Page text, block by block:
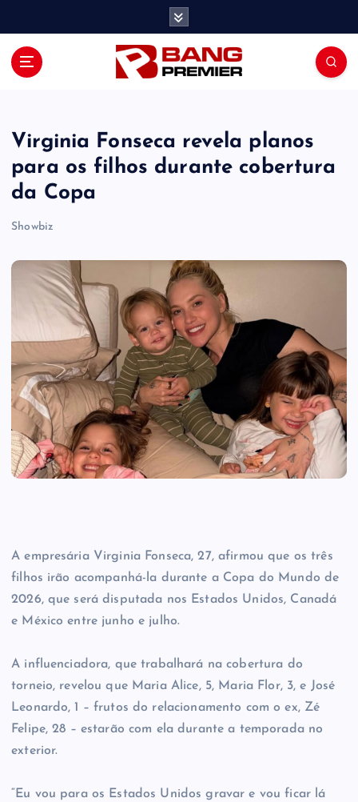
Virginia Fonseca revela planos
para os filhos durante cobertura
da Copa
Showbiz
A empresária Virginia Fonseca, 27, afirmou que os três
filhos irão acompanhá-la durante a Copa do Mundo de
2026, que será disputada nos Estados Unidos, Canadá
e México entre junho e julho.
A influenciadora, que trabalhará na cobertura do
torneio, revelou que Maria Alice, 5, Maria Flor, 3, e José
Leonardo, 1 – frutos do relacionamento com o ex, Zé
Felipe, 28 – estarão com ela durante a temporada no
exterior.
“Eu vou para os Estados Unidos gravar e vou ficar lá